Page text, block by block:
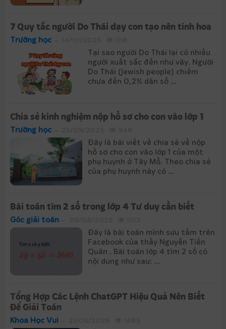
7 Quy tắc người Do Thái dạy con tạo nên tinh hoa
Trường học
Tại sao người Do Thái lại có nhiều
người xuất sắc đến như vậy. Người
Do Thái (Jewish people) chiếm
chưa đến 0,2% dân số ...
Chia sẻ kinh nghiệm nộp hồ sơ cho con vào lớp 1
Trường học
Đây là bài viết về chia sẻ về nộp
hồ sơ cho con vào lớp 1 của một
phụ huynh ở Tây Mỗ. Theo chia sẻ
của phụ huynh này có ...
Bài toán tìm 2 số trong lớp 4 Tư duy cần biết
Góc giải toán
Đây là bài toán mình sưu tầm trên
Facebook của thầy Nguyễn Tiến
Quân . Bài toán lớp 4 tìm 2 số có
nội dung như sau: ...
Tổng Hợp Các Lệnh ChatGPT Hiệu Quả Nên Biết
Để Giải Toán
Khoa Học Vui